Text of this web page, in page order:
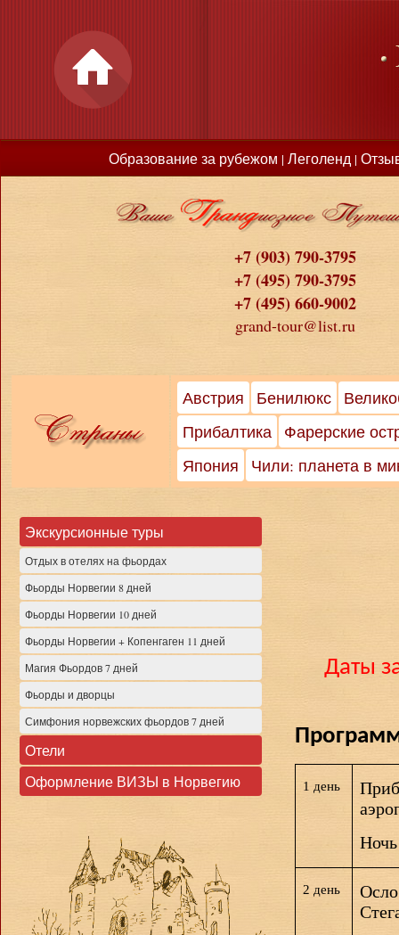
Образование за рубежом | Леголенд |
+7 (903) 790-3795
+7 (495) 790-3795
+7 (495) 660-9002
grand-tour@list.ru
Австрия Бенилюкс
Прибалтика
Фарерские
Япония
Чили: планета в
Экскурсионные туры
Отдых в отелях на фьордах
Фьорды Норвегии 8 дней
Фьорды Норвегии 10 дней
Фьорды Норвегии + Копенгаген 11 дней
Магия Фьордов 7 дней
Фьорды и дворцы
Симфония норвежских фьордов 7 дней
Отели
Оформление ВИЗЫ в Норвегию
Даты
1 день
2 день